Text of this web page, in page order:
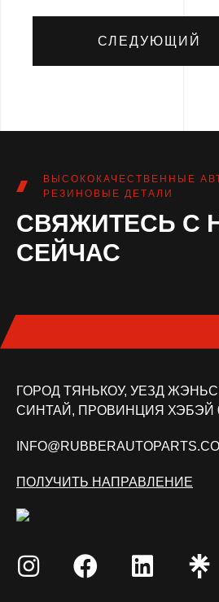
СЛЕДУЮЩИЙ
ВЫСОКОКАЧЕСТВЕННЫЕ
РЕЗИНОВЫЕ ДЕТАЛИ
СВЯЖИТЕСЬ С
СЕЙЧАС
ГОРОД ТЯНЬКОУ, УЕЗД
СИНТАЙ, ПРОВИНЦИЯ ХЭБЭЙ
ПОЛУЧИТЬ НАПРАВЛЕНИЕ